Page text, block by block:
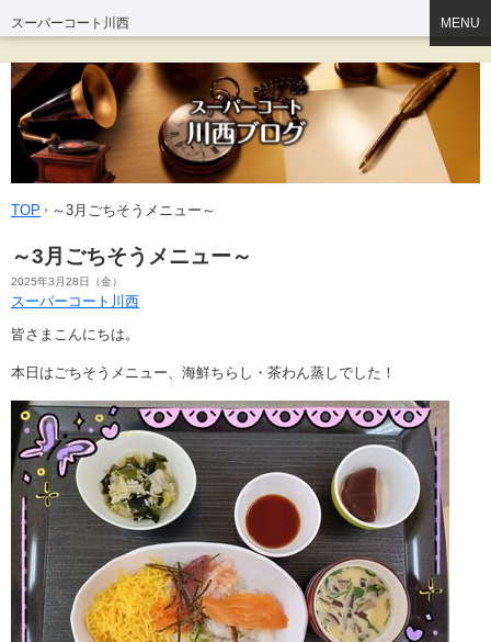
スーパーコート川西 MENU
TOP ～3月ごちそうメニュー～
～3月ごちそうメニュー～
2025年3月28日（金）
スーパーコート川西
皆さまこんにちは。
本日はごちそうメニュー、海鮮ちらし・茶わん蒸しでした！